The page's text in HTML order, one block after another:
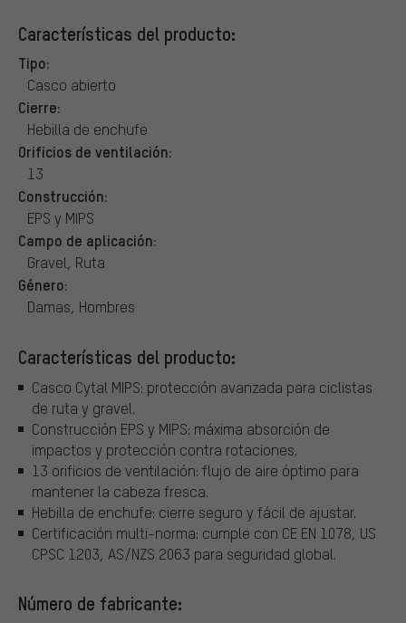
Características del producto:
Tipo:
Casco abierto
Cierre:
Hebilla de enchufe
Orificios de ventilación:
13
Construcción:
EPS y MIPS
Campo de aplicación:
Gravel, Ruta
Género:
Damas, Hombres
Características del producto:
Casco Cytal MIPS: protección avanzada para ciclistas
de ruta y gravel.
Construcción EPS y MIPS: máxima absorción de
impactos y protección contra rotaciones.
13 orificios de ventilación: flujo de aire óptimo para
mantener la cabeza fresca.
Hebilla de enchufe: cierre seguro y fácil de ajustar.
Certificación multi-norma: cumple con CE EN 1078, US
CPSC 1203, AS/NZS 2063 para seguridad global.
Número de fabricante: